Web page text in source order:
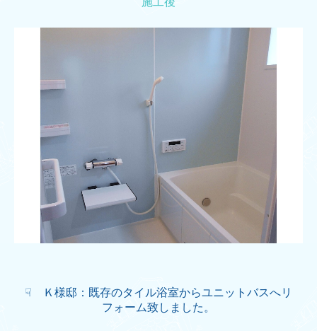
☟ Ｋ様邸：既存のタイル浴室からユニットバスへリ
フォーム致しました。